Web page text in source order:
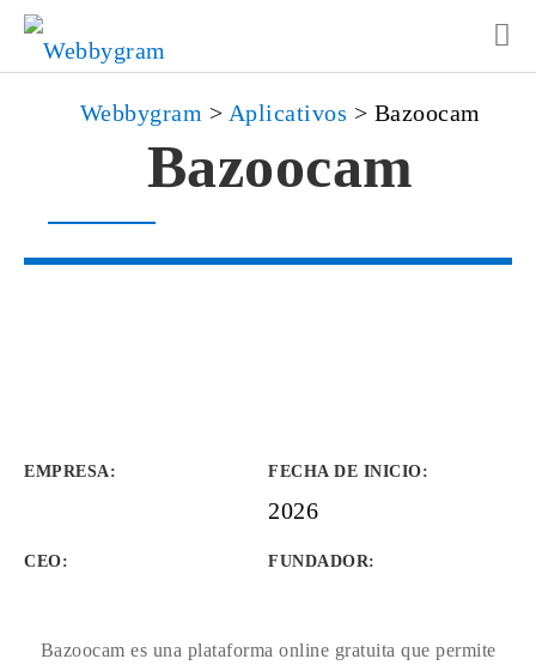
Webbygram > Aplicativos > Bazoocam
Bazoocam
EMPRESA: FECHA DE INICIO:
2026
CEO: FUNDADOR:
Bazoocam es una plataforma online gratuita que permite